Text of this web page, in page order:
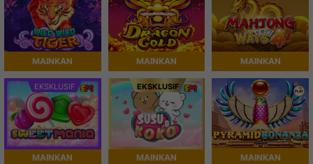
MAINKAN MAINKAN MAINKAN
EKSKLUSIF
MAINKAN
EKSKLUSIF
MAINKAN MAINKAN